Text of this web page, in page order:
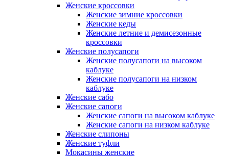
Женские кроссовки
Женские зимние кроссовки
Женские кеды
Женские летние и демисезонные
кроссовки
Женские полусапоги
Женские полусапоги на высоком
каблуке
Женские полусапоги на низком
каблуке
Женские сабо
Женские сапоги
Женские сапоги на высоком каблуке
Женские сапоги на низком каблуке
Женские слипоны
Женские туфли
Мокасины женские